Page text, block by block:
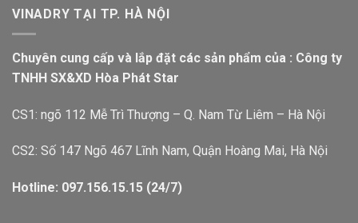
VINADRY TẠI TP. HÀ NỘI
Chuyên cung cấp và lắp đặt các sản phẩm của : Công ty
TNHH SX&XD Hòa Phát Star
CS1: ngõ 112 Mễ Trì Thượng – Q. Nam Từ Liêm – Hà Nội
CS2: Số 147 Ngõ 467 Lĩnh Nam, Quận Hoàng Mai, Hà Nội
Hotline: 097.156.15.15 (24/7)